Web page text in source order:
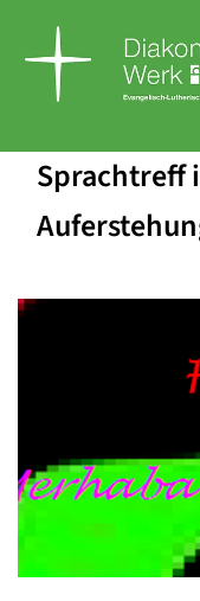
Sprachtreff